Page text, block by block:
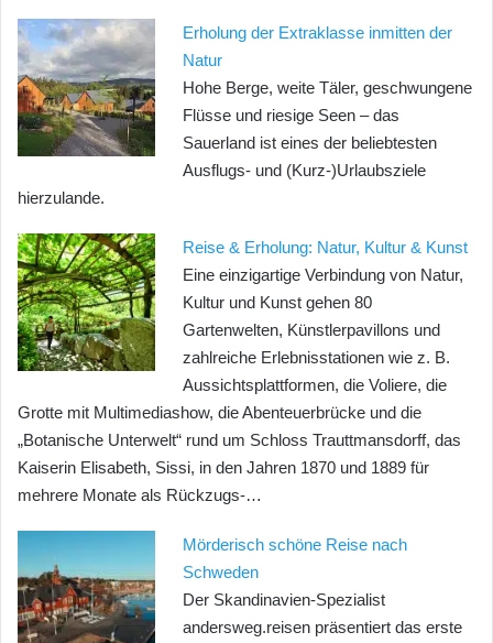
Erholung der Extraklasse inmitten der
Natur
Hohe Berge, weite Täler, geschwungene
Flüsse und riesige Seen – das
Sauerland ist eines der beliebtesten
Ausflugs- und (Kurz-)Urlaubsziele
hierzulande.
Reise & Erholung: Natur, Kultur & Kunst
Eine einzigartige Verbindung von Natur,
Kultur und Kunst gehen 80
Gartenwelten, Künstlerpavillons und
zahlreiche Erlebnisstationen wie z. B.
Aussichtsplattformen, die Voliere, die
Grotte mit Multimediashow, die Abenteuerbrücke und die
„Botanische Unterwelt“ rund um Schloss Trauttmansdorff, das
Kaiserin Elisabeth, Sissi, in den Jahren 1870 und 1889 für
mehrere Monate als Rückzugs-…
Mörderisch schöne Reise nach
Schweden
Der Skandinavien-Spezialist
andersweg.reisen präsentiert das erste